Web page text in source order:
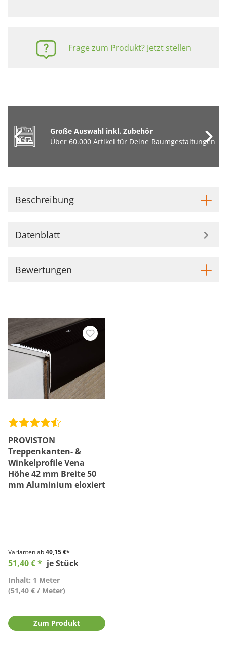
Frage zum Produkt? Jetzt stellen
Große Auswahl inkl. Zubehör
Über 60.000 Artikel für Deine Raumgestaltungen
Beschreibung
Datenblatt
Bewertungen
PROVISTON
Treppenkanten- &
Winkelprofile Vena
Höhe 42 mm Breite 50
mm Aluminium eloxiert
Varianten ab40,15 €*
51,40 € * je Stück
Inhalt: 1 Meter
(51,40 € / Meter)
Zum Produkt